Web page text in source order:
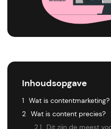
Inhoudsopgave
1 Wat is contentmarketing?
2 Wat is content precies?
2.1
Dit zijn de meest